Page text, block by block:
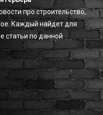
про строительство,
Каждый найдет для
статьи по данной